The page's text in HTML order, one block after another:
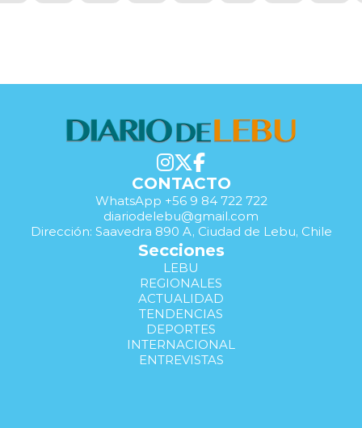
CONTACTO
WhatsApp +56 9 84 722 722
diariodelebu@gmail.com
Dirección: Saavedra 890 A, Ciudad de Lebu, Chile
Secciones
LEBU
REGIONALES
ACTUALIDAD
TENDENCIAS
DEPORTES
INTERNACIONAL
ENTREVISTAS